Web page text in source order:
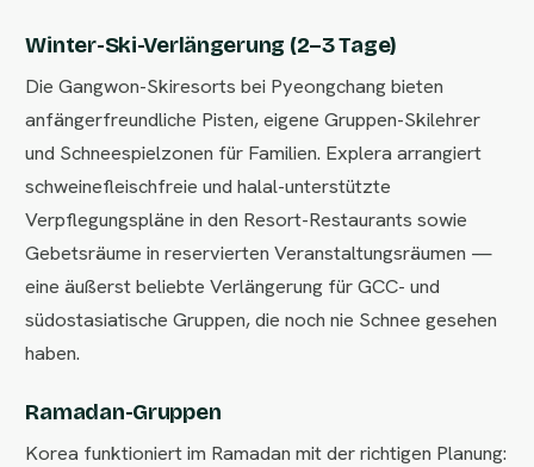
Winter-Ski-Verlängerung (2–3 Tage)
Die Gangwon-Skiresorts bei Pyeongchang bieten
anfängerfreundliche Pisten, eigene Gruppen-Skilehrer
und Schneespielzonen für Familien. Explera arrangiert
schweinefleischfreie und halal-unterstützte
Verpflegungspläne in den Resort-Restaurants sowie
Gebetsräume in reservierten Veranstaltungsräumen —
eine äußerst beliebte Verlängerung für GCC- und
südostasiatische Gruppen, die noch nie Schnee gesehen
haben.
Ramadan-Gruppen
Korea funktioniert im Ramadan mit der richtigen Planung: